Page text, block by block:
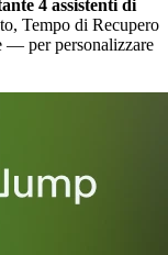
4 assistenti di
Tempo di Recupero
— per personalizzare